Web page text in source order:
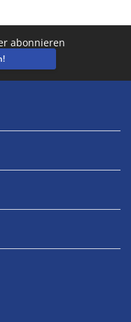
abonnieren